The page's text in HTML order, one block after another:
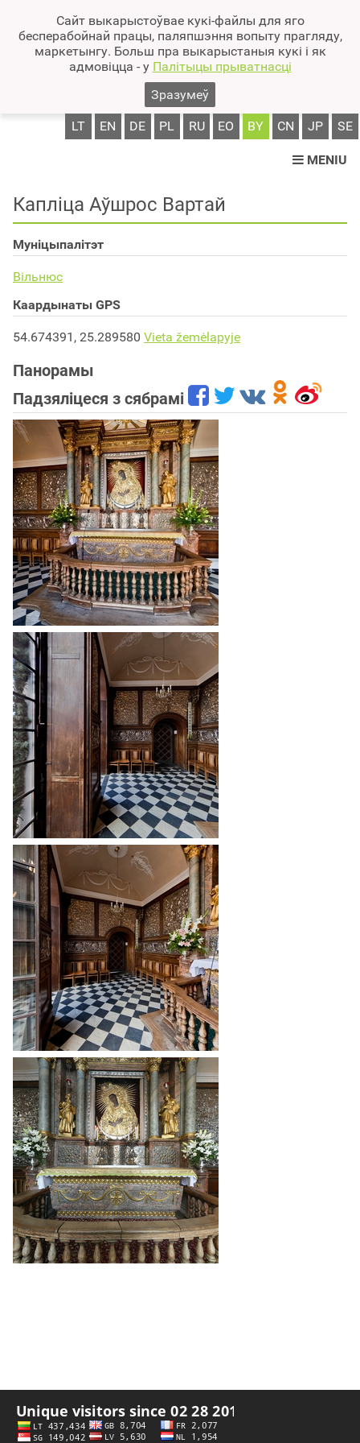
Сайт выкарыстоўвае кукі-файлы для яго
бесперабойнай працы, паляпшэння вопыту прагляду,
маркетынгу. Больш пра выкарыстаныя кукі і як
адмовіцца - у Палітыцы прыватнасці
Зразумеў
LT EN DE PL RU EO BY CN JP SE
MENIU
Капліца Аўшрос Вартай
Муніцыпалітэт
Вільнюс
Каардынаты GPS
54.674391, 25.289580 Vieta žemėlapyje
Панорамы
Падзяліцеся з сябрамі